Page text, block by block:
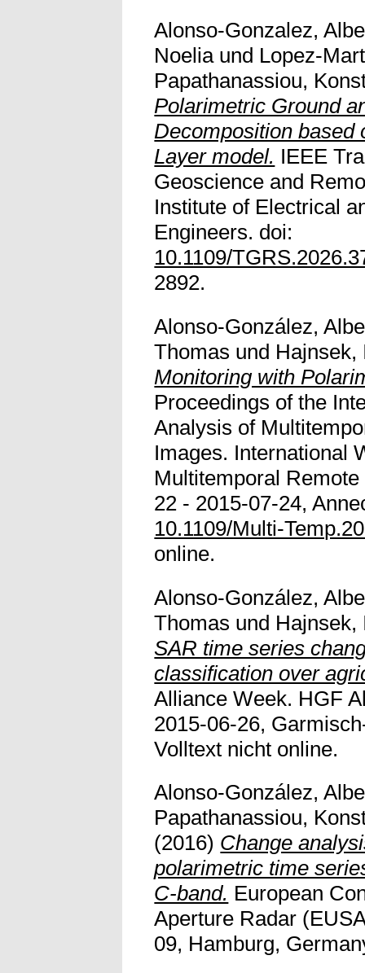
Alonso-Gonzalez,
Noeliaund Lopez-
Papathanassiou,
Polarimetric Ground
Decomposition based
Layer model. IEEE
Geoscience and
Institute of Electrical
Engineers. doi:
10.1109/
2892.
Alonso-González,
Thomas und Hajnsek,
Monitoring with
Proceedings of the
Analysis of
Images. International
Multitemporal
22 - 2015-07-24,
10.1109/Multi-
online.
Alonso-González,
Thomas und Hajnsek,
SAR time series
classification over
Alliance Week. HGF
2015-06-26,
Volltext nicht online.
Alonso-González,
Papathanassiou,
(2016) Change
polarimetric time
C-band. European
Aperture Radar
09, Hamburg,